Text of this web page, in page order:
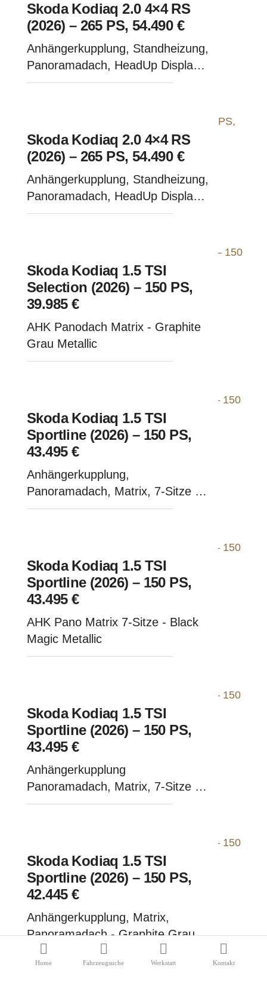
Skoda Kodiaq 2.0 4×4 RS
(2026) – 265 PS, 54.490 €
Anhängerkupplung, Standheizung,
Panoramadach, HeadUp Display -
Blackmagic Perleffekt
Skoda Kodiaq 2.0 4×4 RS
(2026) – 265 PS, 54.490 €
Anhängerkupplung, Standheizung,
Panoramadach, HeadUp Display -
Raceblau Metallic
Skoda Kodiaq 1.5 TSI
Selection (2026) – 150 PS,
39.985 €
AHK Panodach Matrix - Graphite
Grau Metallic
Skoda Kodiaq 1.5 TSI
Sportline (2026) – 150 PS,
43.495 €
Anhängerkupplung,
Panoramadach, Matrix, 7-Sitze -
Steel Grau
Skoda Kodiaq 1.5 TSI
Sportline (2026) – 150 PS,
43.495 €
AHK Pano Matrix 7-Sitze - Black
Magic Metallic
Skoda Kodiaq 1.5 TSI
Sportline (2026) – 150 PS,
43.495 €
Anhängerkupplung
Panoramadach, Matrix, 7-Sitze -
Graphite Grau Metallic
Skoda Kodiaq 1.5 TSI
Sportline (2026) – 150 PS,
42.445 €
Anhängerkupplung, Matrix,
Panoramadach - Graphite Grau
Metallic
Home Fahrzeugsuche Werkstatt Kontakt